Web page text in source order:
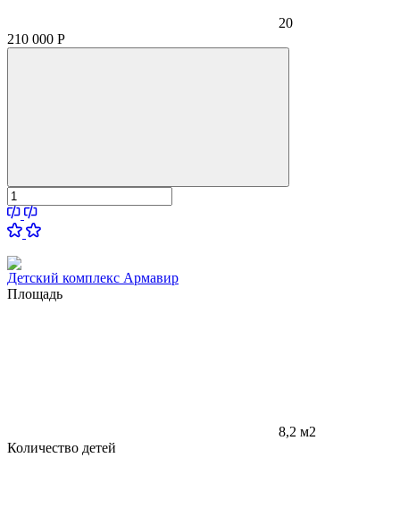
20
210 000 Р
Детский комплекс Армавир
Площадь
8,2 м2
Количество детей